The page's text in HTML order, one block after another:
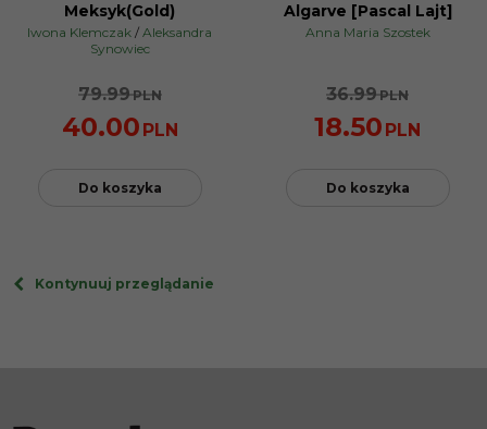
Meksyk(Gold)
Iwona Klemczak / Aleksandra
Synowiec
79.99PLN
40.00 PLN
Do koszyka
Algarve [Pascal Lajt]
Anna Maria Szostek
36.99PLN
18.50 PLN
Do koszyka
Kontynuuj przeglądanie